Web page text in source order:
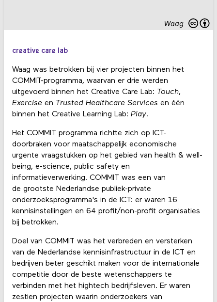
Waag
creative care lab
Waag was betrokken bij vier projecten binnen het
COMMIT-programma, waarvan er drie werden
uitgevoerd binnen het Creative Care Lab: Touch,
Exerciseen Trusted Healthcare Services en één
binnen het Creative Learning Lab: Play.
Het COMMIT programma richtte zich op ICT-
doorbraken voor maatschappelijk economische
urgente vraagstukken op het gebied van health & well-
being, e-science, public safety en
informatieverwerking. COMMIT was een van
de grootste Nederlandse publiek-private
onderzoeksprogramma's in de ICT: er waren 16
kennisinstellingen en 64 profit/non-profit organisaties
bij betrokken.
Doel van COMMIT was het verbreden en versterken
van de Nederlandse kennisinfrastructuur in de ICT en
bedrijven beter geschikt maken voor de internationale
competitie door de beste wetenschappers te
verbinden met het hightech bedrijfsleven. Er waren
zestien projecten waarin onderzoekers van